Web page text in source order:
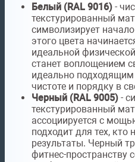
Белый (RAL 9016) -
текстурированный
символизирует
этого цвета
идеальной
станет воплощением
идеально подходящим
чистоте и порядку в
Черный (RAL 9005) -
текстурированный
ассоциируется с
подходит для тех, кто
результаты. Черный
фитнес-пространству